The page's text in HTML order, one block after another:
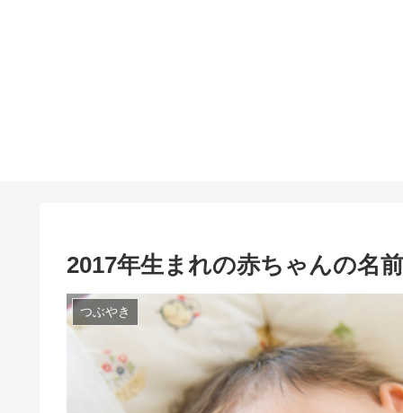
2017年生まれの赤ちゃんの名
つぶやき